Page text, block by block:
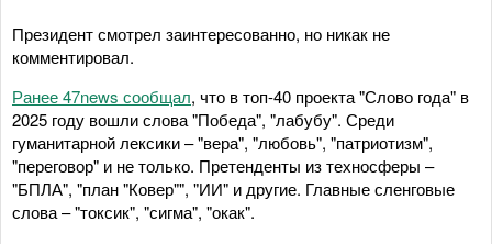
Президент смотрел заинтересованно, но никак не
комментировал.
Ранее 47news сообщал, что в топ-40 проекта "Слово года" в
2025 году вошли слова "Победа", "лабубу". Среди
гуманитарной лексики – "вера", "любовь", "патриотизм",
"переговор" и не только. Претенденты из техносферы –
"БПЛА", "план "Ковер"", "ИИ" и другие. Главные сленговые
слова – "токсик", "сигма", "окак".